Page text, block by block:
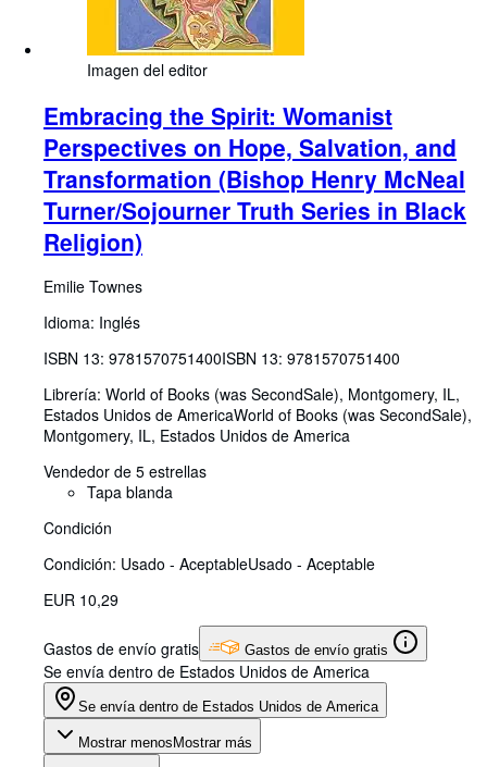
Imagen del editor
Embracing the Spirit: Womanist
Perspectives on Hope, Salvation, and
Transformation (Bishop Henry McNeal
Turner/Sojourner Truth Series in Black
Religion)
Emilie Townes
Idioma: Inglés
ISBN 13: 9781570751400ISBN 13: 9781570751400
Librería: World of Books (was SecondSale), Montgomery, IL,
Estados Unidos de AmericaWorld of Books (was SecondSale),
Montgomery, IL, Estados Unidos de America
Vendedor de 5 estrellas
Tapa blanda
Condición
Condición: Usado - AceptableUsado - Aceptable
EUR 10,29
Gastos de envío gratis Gastos de envío gratis
Se envía dentro de Estados Unidos de America
Se envía dentro de Estados Unidos de America
Mostrar menos Mostrar más